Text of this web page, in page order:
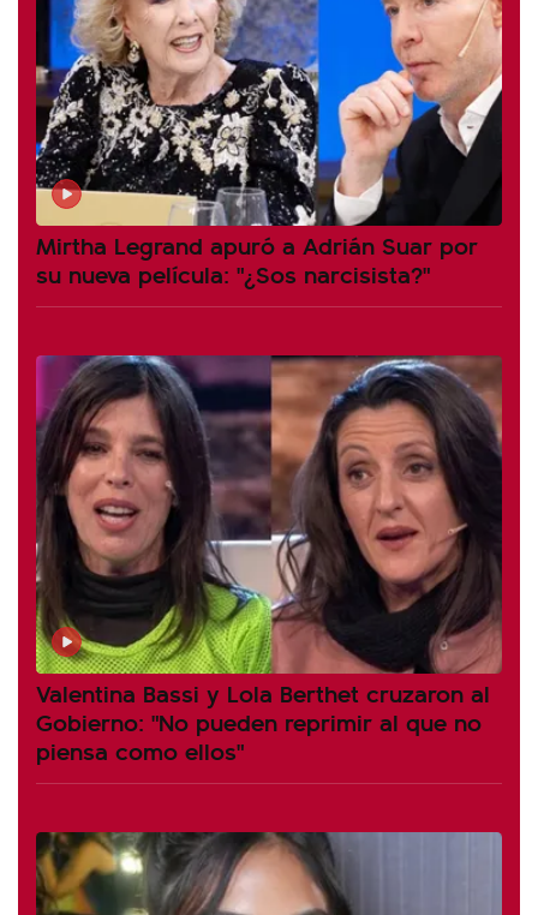
Mirtha Legrand apuró a Adrián Suar por
su nueva película: "¿Sos narcisista?"
Valentina Bassi y Lola Berthet cruzaron al
Gobierno: "No pueden reprimir al que no
piensa como ellos"